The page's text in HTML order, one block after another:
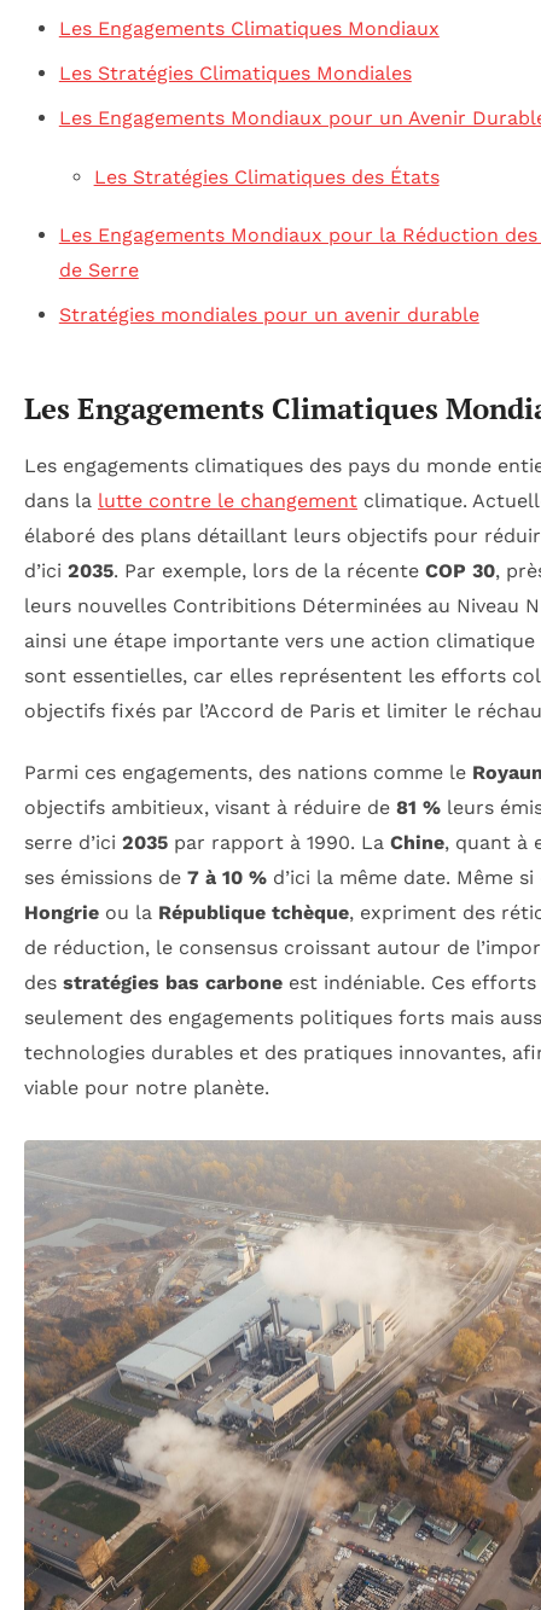
Les Engagements Climatiques Mondiaux
Les Stratégies Climatiques Mondiales
Les Engagements Mondiaux pour un Avenir
Les Stratégies Climatiques des États
Les Engagements Mondiaux pour la Réduction
de Serre
Stratégies mondiales pour un avenir durable
Les Engagements Climatiques
Les engagements climatiques des pays du monde
dans la lutte contre le changement climatique.
élaboré des plans détaillant leurs objectifs pour
d’ici 2035. Par exemple, lors de la récente COP 30,
leurs nouvelles Contribitions Déterminées au Niveau
ainsi une étape importante vers une action
sont essentielles, car elles représentent les efforts
objectifs fixés par l’Accord de Paris et limiter le
Parmi ces engagements, des nations comme le
objectifs ambitieux, visant à réduire de 81 % leurs
serre d’ici 2035 par rapport à 1990. La Chine, quant à
ses émissions de 7 à 10 % d’ici la même date. Même
Hongrie ou la République tchèque, expriment des
de réduction, le consensus croissant autour de
des stratégies bas carbone est indéniable. Ces
seulement des engagements politiques forts mais
technologies durables et des pratiques innovantes,
viable pour notre planète.